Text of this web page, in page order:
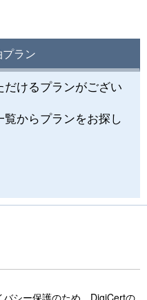
ラン
けるプランがござい
からプランをお探し